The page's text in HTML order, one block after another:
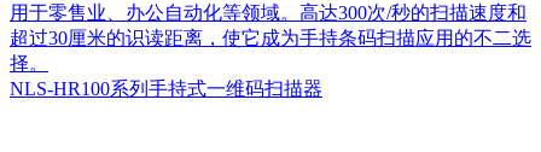
用于零售业、办公自动化等领域。高达300次/秒的扫描速度和
超过30厘米的识读距离，使它成为手持条码扫描应用的不二选
择。
NLS-HR100系列手持式一维码扫描器